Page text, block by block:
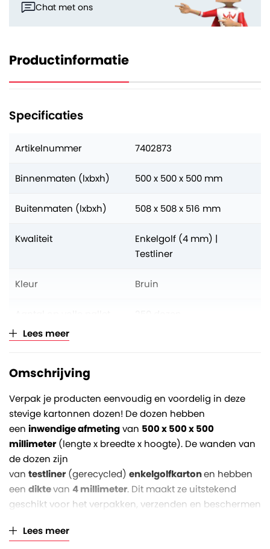
Chat met ons
Productinformatie
Specificaties
Artikelnummer 7402873
Binnenmaten (lxbxh) 500 x 500 x 500 mm
Buitenmaten (lxbxh) 508 x 508 x 516 mm
Kwaliteit
Enkelgolf (4 mm) |
Testliner
Kleur Bruin
Verkoopeenheid
Lees meer
Omschrijving
Verpak je producten eenvoudig en voordelig in deze
stevige kartonnen dozen! De dozen hebben
een inwendige afmetingvan 500 x 500 x 500
millimeter(lengte x breedte x hoogte). De wanden van
de dozen zijn
van testliner(gerecycled) enkelgolfkartonen hebben
een diktevan 4 millimeter. Dit maakt ze uitstekend
geschikt voor het verpakken, verzenden en beschermen
zo'n 10 à 15 kg).
Lees meer